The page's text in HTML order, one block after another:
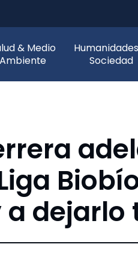
& Medio
Ambiente
Sociedad
dejarlo